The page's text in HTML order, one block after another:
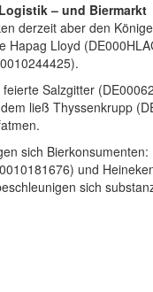
– und Biermarkt
derzeit aber den
Hapag Lloyd
Salzgitter
ließ Thyssenkrupp
sich
und
sich